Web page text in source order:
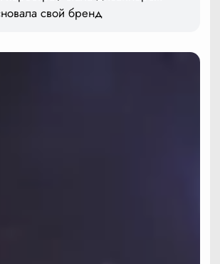
свой бренд